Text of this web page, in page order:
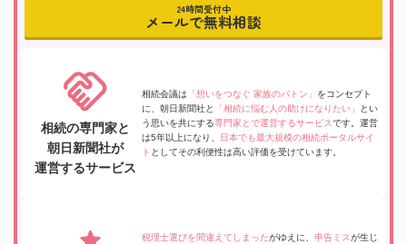
24時間受付中
メールで無料相談
相続の専門家と
朝日新聞社が
運営するサービス
相続会議は 「想いをつなぐ 家族のバトン」 をコンセプト
に、朝日新聞社と
「相続に悩む人の助けになりたい」
とい
う思いを共にする専門家とで運営するサービスです。運営
は5年以上になり、
日本でも最大規模の相続ポータルサイ
ト としてその利便性は高い評価を受けています。
税理士選びを間違えてしまったがゆえに、 申告ミスが生じ